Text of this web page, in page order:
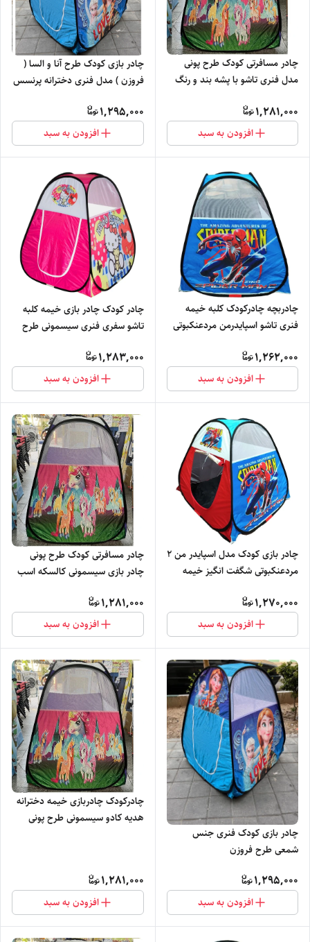
چادر مسافرتی کودک طرح پونی
مدل فنری تاشو با پشه بند و رنگ
1,281,000
افزودن به سبد
چادر بازی کودک طرح آنا و السا (
فروزن ) مدل فنری دخترانه پرنسس
باکس کد1
1,295,000
افزودن به سبد
چادربچه چادرکودک کلبه خیمه
فنری تاشو اسپایدرمن مردعنکبوتی
1,262,000
افزودن به سبد
چادر کودک چادر بازی خیمه کلبه
تاشو سفری فنری سیسمونی طرح
1,283,000
افزودن به سبد
چادر بازی کودک مدل اسپایدر من 2
مردعنکبوتی شگفت انگیز خیمه
1,270,000
افزودن به سبد
چادر مسافرتی کودک طرح پونی
چادر بازی سیسمونی کالسکه اسب
1,281,000
افزودن به سبد
چادر بازی کودک فنری جنس
شمعی طرح فروزن
1,295,000
افزودن به سبد
چادرکودک چادربازی خیمه دخترانه
هدیه کادو سیسمونی طرح پونی
1,281,000
افزودن به سبد